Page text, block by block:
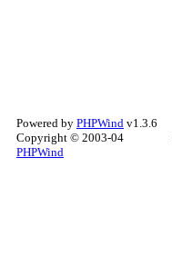
Powered by PHPWind v1.3.6
Copyright © 2003-04
PHPWind